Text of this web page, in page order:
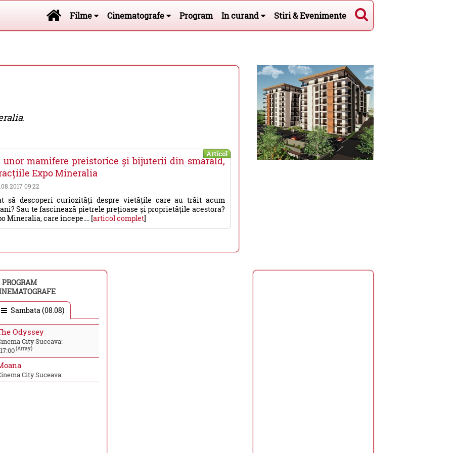
Filme Cinematografe Program In curand Stiri & Evenimente
.
Articol
unor mamifere preistorice și bijuterii din smarald,
Expo Mineralia
09:22
să descoperi curiozități despre vietățile care au trăit acum
Sau te fascinează pietrele prețioase și proprietățile acestora?
Mineralia, care începe.... [articol complet]
PROGRAM
Sambata (08.08)
Odyssey
City Suceava:
17:00(Array)
City Suceava: